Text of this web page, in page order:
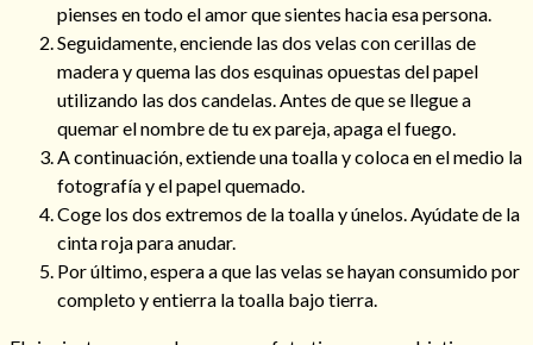
pienses en todo el amor que sientes hacia esa persona.
Seguidamente, enciende las dos velas con cerillas de
madera y quema las dos esquinas opuestas del papel
utilizando las dos candelas. Antes de que se llegue a
quemar el nombre de tu ex pareja, apaga el fuego.
A continuación, extiende una toalla y coloca en el medio la
fotografía y el papel quemado.
Coge los dos extremos de la toalla y únelos. Ayúdate de la
cinta roja para anudar.
Por último, espera a que las velas se hayan consumido por
completo y entierra la toalla bajo tierra.